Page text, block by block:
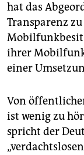
hat das
Transparenz
ihrer
einer
Von
ist wenig zu
spricht der